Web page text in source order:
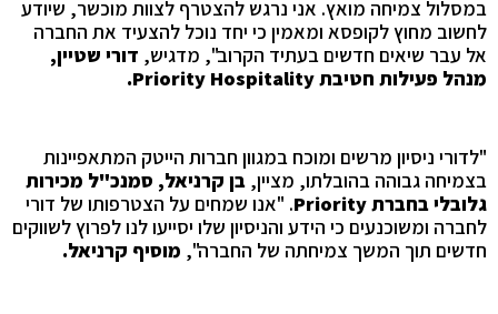
במסלול צמיחה מואץ. אני נרגש להצטרף לצוות מוכשר, שיודע
לחשוב מחוץ לקופסא ומאמין כי יחד נוכל להצעיד את החברה
אל עבר שיאים חדשים בעתיד הקרוב", מדגיש, דורי שטיין,
מנהל פעילות חטיבתPriority Hospitality
.
"לדורי ניסיון מרשים ומוכח במגוון חברות הייטק המתאפיינות
בצמיחה גבוהה בהובלתו, מציין, בן קרניאל, סמנכ"ל מכירות
גלובלי בחברתPriority. "אנו שמחים על הצטרפותו של דורי
לחברה ומשוכנעים כי הידע והניסיון שלו יסייעו לנו לפרוץ לשווקים
חדשים תוך המשך צמיחתה של החברה", מוסיף קרניאל.